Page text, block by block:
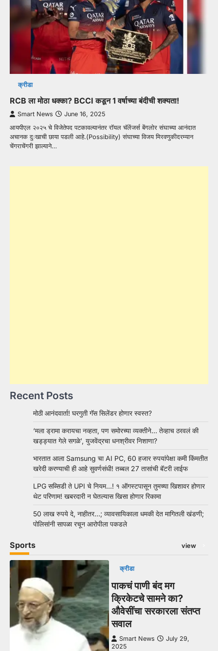
क्रीडा
RCB ला मोठा धक्का? BCCI कडून 1 वर्षाच्या बंदीची शक्यता!
Smart News June 16, 2025
आयपीएल २०२५ चे विजेतेपद पटकावल्यानंतर रॉयल चॅलेंजर्स बेंगलोर संघाच्या आनंदात
अचानक दुःखाची छाया पडली आहे.(Possibility) संघाच्या विजय मिरवणुकीदरम्यान
चेंगराचेंगरी झाल्याने…
Recent Posts
मोठी आनंदवार्ता! घरगुती गॅस सिलेंडर होणार स्वस्त?
‘मला ड्रामा करायचा नव्हता, पण समोरच्या व्यक्तीने… तेव्हाच ठरवलं की
खड्ड्यात गेले सगळे’, युजवेंद्रचा धनश्रीवर निशाणा?
भारतात आला Samsung चा AI PC, 60 हजार रुपयांपेक्षा कमी किंमतीत
खरेदी करण्याची ही आहे सुवर्णसंधी! तब्बल 27 तासांची बॅटरी लाईफ
LPG सब्सिडी ते UPI चे नियम…! १ ऑगस्टपासून तुमच्या खिशावर होणार
थेट परिणाम! खबरदारी न घेतल्यास खिसा होणार रिकामा
50 लाख रुपये दे, नाहीतर…; व्यावसायिकाला धमकी देत मागितली खंडणी;
पोलिसांनी सापळा रचून आरोपीला पकडले
Sports view
क्रीडा
पाकचं पाणी बंद मग
क्रिकेटचे सामने का?
औवेसींचा सरकारला संतप्त
सवाल
Smart News
July 29,
2025